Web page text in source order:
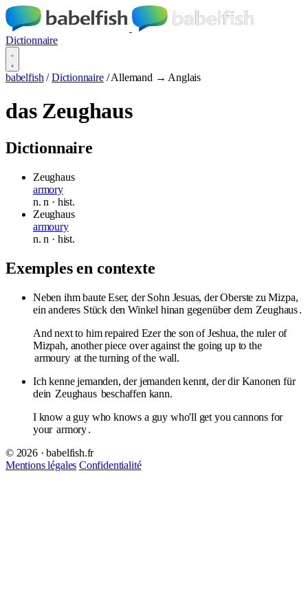
Dictionnaire
babelfish / Dictionnaire / Allemand → Anglais
das Zeughaus
Dictionnaire
Zeughaus
armory
n.n · hist.
Zeughaus
armoury
n.n · hist.
Exemples en contexte
Neben ihm baute Eser, der Sohn Jesuas, der Oberste zu Mizpa,
ein anderes Stück den Winkel hinan gegenüber dem Zeughaus.
And next to him repaired Ezer the son of Jeshua, the ruler of
Mizpah, another piece over against the going up to the
armoury at the turning of the wall.
Ich kenne jemanden, der jemanden kennt, der dir Kanonen für
dein Zeughaus beschaffen kann.
I know a guy who knows a guy who'll get you cannons for
your armory.
© 2026 · babelfish.fr
Mentions légales Confidentialité